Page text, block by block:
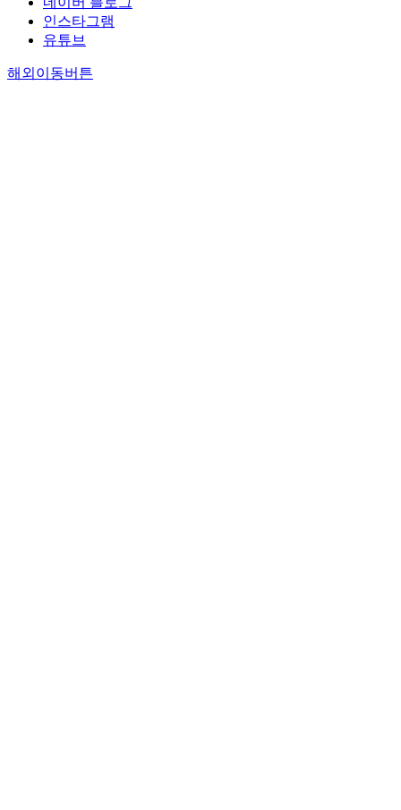
인스타그램
유튜브
해외이동버튼